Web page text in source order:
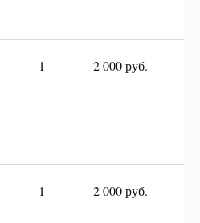
1 2 000 руб.
1 2 000 руб.